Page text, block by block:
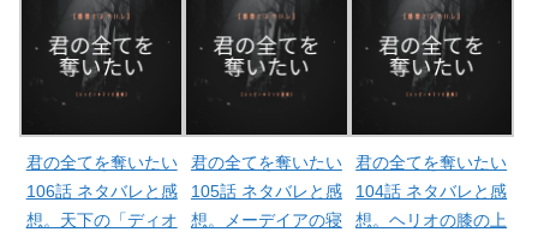
君の全てを奪いたい
106話 ネタバレと感
想。天下の「ディオ
君の全てを奪いたい
105話 ネタバレと感
想。メーデイアの寝
君の全てを奪いたい
104話 ネタバレと感
想。ヘリオの膝の上